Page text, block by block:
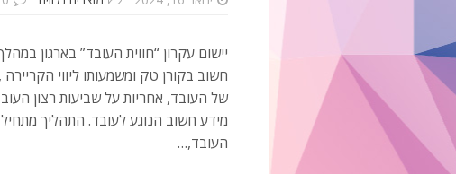
יישום עקרון “חווית העובד” בארגון
חשוב בקורן טק ומשמעותו ליווי
של העובד, אחריות על שביעות רצון
מידע חשוב הנוגע לעובד. התהליך
העובד,…